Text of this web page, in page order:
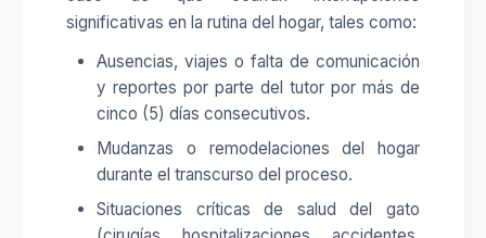
significativas en la rutina del hogar, tales como:
Ausencias, viajes o falta de comunicación
y reportes por parte del tutor por más de
cinco (5) días consecutivos.
Mudanzas o remodelaciones del hogar
durante el transcurso del proceso.
Situaciones críticas de salud del gato